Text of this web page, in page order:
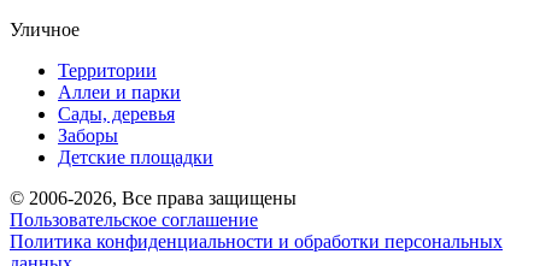
Уличное
Территории
Аллеи и парки
Сады, деревья
Заборы
Детские площадки
© 2006-2026, Все права защищены
Пользовательское соглашение
Политика конфиденциальности и обработки персональных